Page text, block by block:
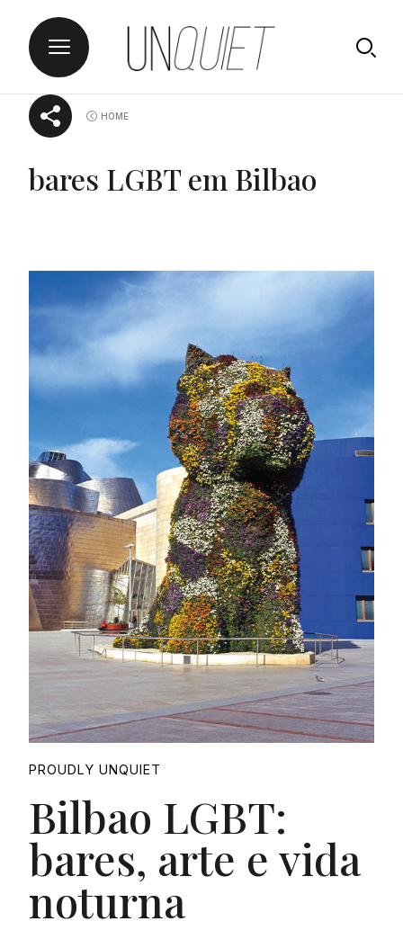
Skip
UNQUIET
Proudly
HOME
bares LGBT em Bilbao
PROUDLY UNQUIET
Bilbao LGBT:
bares, arte e vida
noturna